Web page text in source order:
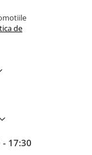
de
- 17:30